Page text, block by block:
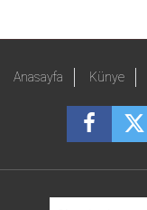
Anasayfa Künye